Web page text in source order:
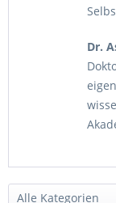
Dr.